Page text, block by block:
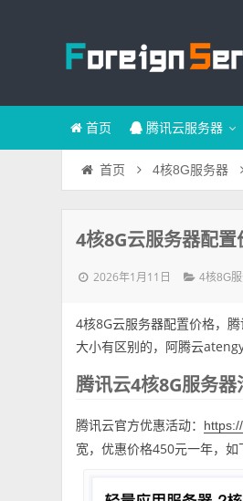
首页 腾讯云服务器
首页 4核8G服务器
4核8G云服务器配
2026年1月11日 4核8G
4核8G云服务器配置价格，
大小有区别的，阿腾云
腾讯云4核8G服务器
腾讯云官方优惠活动：
宽，优惠价格450元一年，如